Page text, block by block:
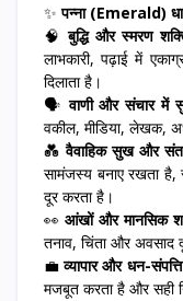
✨पन्ना (Emerald)
🧠बुद्धि और स्मरण
लाभकारी, पढ़ाई में
दिलाता है।
🗣️वाणी और संचार में
वकील, मीडिया, लेखक,
💑वैवाहिक सुख और
सामंजस्य बनाए रखता
दूर करता है।
👀आंखों और मानसिक
तनाव, चिंता और अवसाद
💼व्यापार और धन-संपत्ति
मजबूत करता है और सही